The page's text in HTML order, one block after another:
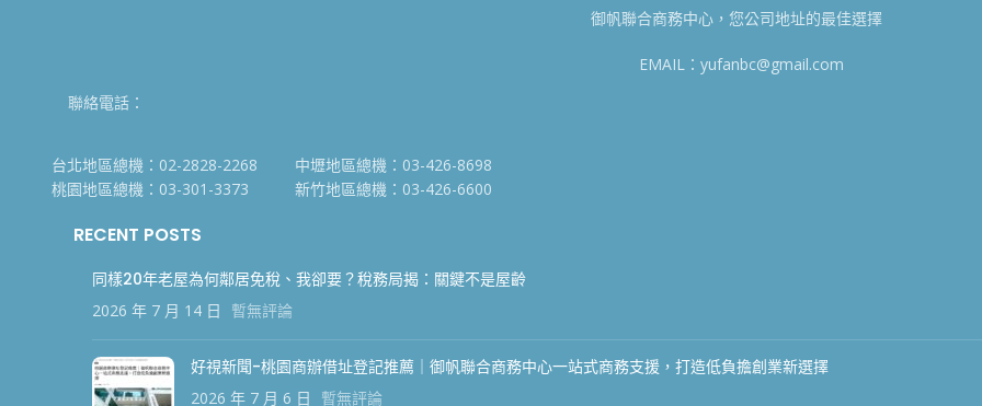
御帆聯合商務中心，您公司地址的最佳選擇
聯絡電話：
台北地區總機：02-2828-2268
桃園地區總機：03-301-3373
中壢地區總機：03-426-8698
新竹地區總機：03-426-6600
EMAIL：yufanbc@gmail.com
RECENT POSTS
同樣20年老屋為何鄰居免稅、我卻要？稅務局揭：關鍵不是屋齡
2026 年 7 月 14 日 暫無評論
好視新聞-桃園商辦借址登記推薦｜御帆聯合商務中心一站式商務支援，打造低負擔創業新選擇
2026 年 7 月 6 日 暫無評論